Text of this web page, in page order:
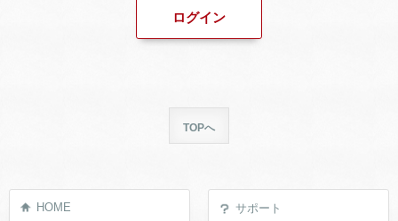
TOPへ
HOME サポート